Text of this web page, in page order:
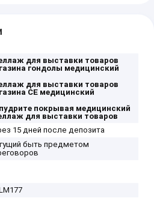
для выставки товаров
гондолы медицинский
для выставки товаров
CE медицинский
покрывая медицинский
для выставки товаров
15 дней после депозита
быть предметом